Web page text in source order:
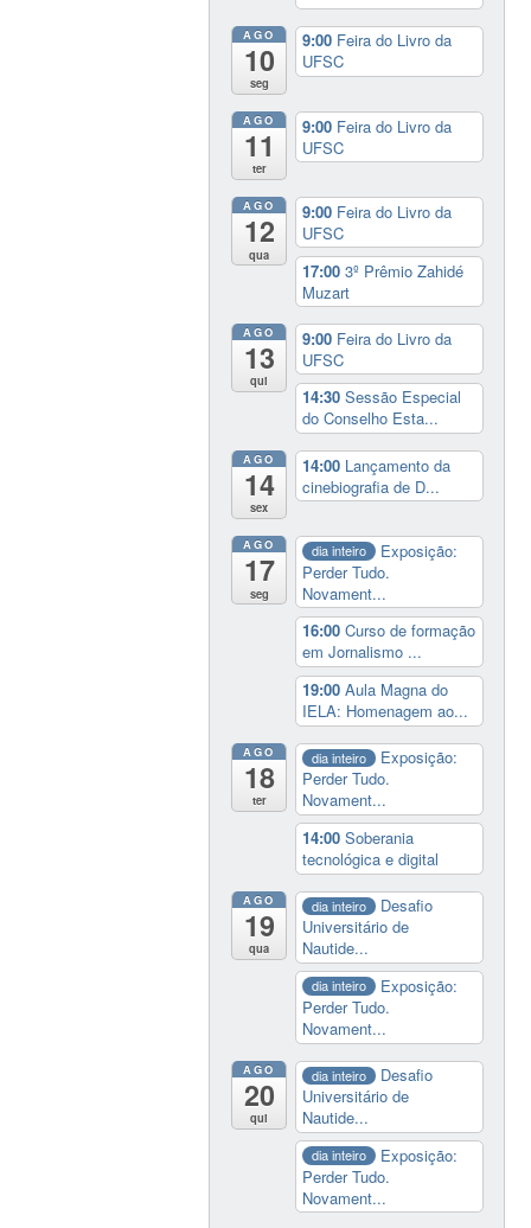
AGO
10
seg
9:00 Feira do Livro da
UFSC
AGO
11
ter
9:00 Feira do Livro da
UFSC
AGO
12
qua
9:00 Feira do Livro da
UFSC
17:003º Prêmio Zahidé
Muzart
AGO
13
qui
9:00 Feira do Livro da
UFSC
14:30Sessão Especial
do Conselho Esta...
AGO
14
sex
14:00 Lançamento da
cinebiografia de D...
AGO
17
seg
dia inteiro
Exposição:
Perder Tudo.
Novament...
16:00Curso de formação
em Jornalismo ...
19:00Aula Magna do
IELA: Homenagem ao...
AGO
18
ter
dia inteiro
Exposição:
Perder Tudo.
Novament...
14:00Soberania
tecnológica e digital
AGO
19
qua
dia inteiro
Desafio
Universitário de
Nautide...
dia inteiro
Exposição:
Perder Tudo.
Novament...
AGO
20
qui
dia inteiro
Desafio
Universitário de
Nautide...
dia inteiro
Exposição:
Perder Tudo.
Novament...